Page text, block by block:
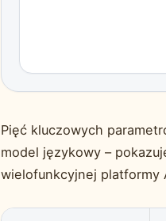
Pięć kluczowych
model językowy –
wielofunkcyjnej platformy